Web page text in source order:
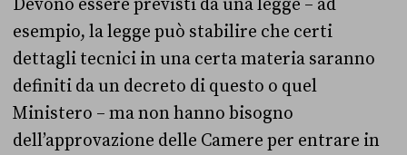
esempio, la legge può stabilire che certi
dettagli tecnici in una certa materia saranno
definiti da un decreto di questo o quel
Ministero – ma non hanno bisogno
dell’approvazione delle Camere per entrare in